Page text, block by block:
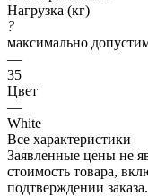
Нагрузка (кг)
?
максимально
—
35
Цвет
—
White
Все характеристики
Заявленные цены не
стоимость товара,
подтверждении заказа.